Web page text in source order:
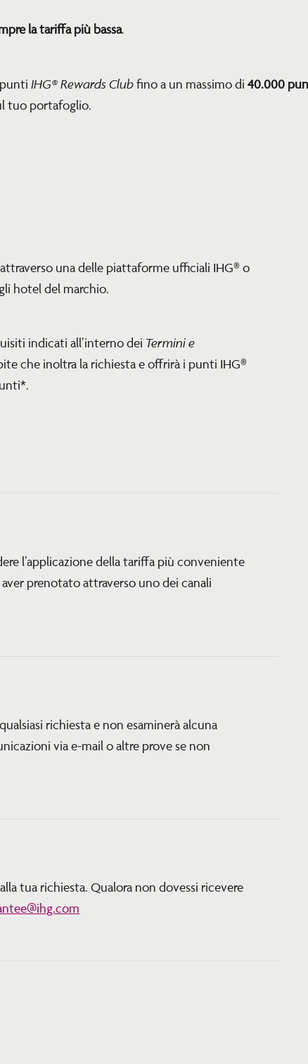
la tariffa più bassa.
IHG® Rewards Clubfino a un massimo di 40.000
tuo portafoglio.
una delle piattaforme ufficiali IHG® o
hotel del marchio.
indicati all’interno dei Termini e
che inoltra la richiesta e offrirà i punti IHG®
l’applicazione della tariffa più conveniente
prenotato attraverso uno dei canali
richiesta e non esaminerà alcuna
via e-mail o altre prove se non
tua richiesta. Qualora non dovessi ricevere